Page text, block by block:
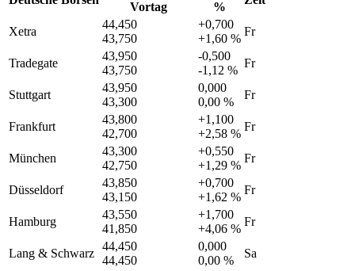
Vortag %
Xetra
44,450
43,750
+0,700
+1,60 %
Fr
Tradegate
43,950
43,750
-0,500
-1,12 %
Fr
Stuttgart
43,950
43,300
0,000
0,00 %
Fr
Frankfurt
43,800
42,700
+1,100
+2,58 %
Fr
München
43,300
42,750
+0,550
+1,29 %
Fr
Düsseldorf
43,850
43,150
+0,700
+1,62 %
Fr
Hamburg
43,550
41,850
+1,700
+4,06 %
Fr
Lang & Schwarz
44,450
44,450
0,000
0,00 %
Sa